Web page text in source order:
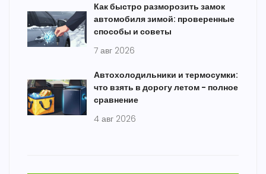
Как быстро разморозить замок
автомобиля зимой: проверенные
способы и советы
7 авг 2026
Автохолодильники и термосумки:
что взять в дорогу летом - полное
сравнение
4 авг 2026